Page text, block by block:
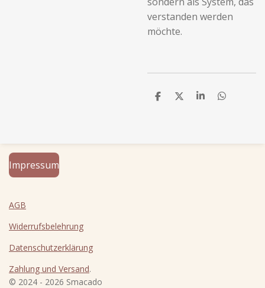
verstanden werden
möchte.
T
n
T
n
T
n
T
n
Impressum
AGB
Widerrufsbelehrung
Datenschutzerklärung
Zahlung und Versand.
© 2024 - 2026 Smacado